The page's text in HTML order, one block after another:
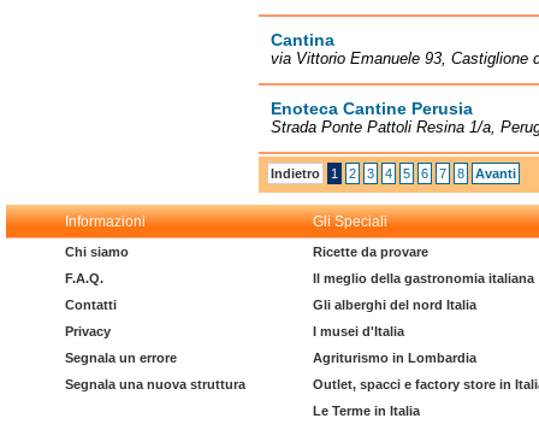
Cantina
via Vittorio Emanuele 93, Castiglione
Enoteca Cantine Perusia
Strada Ponte Pattoli Resina 1/a,
Indietro 1 2 3 4 5 6 7 8 Avanti
Informazioni Gli Speciali
Chi siamo
F.A.Q.
Contatti
Privacy
Segnala un errore
Segnala una nuova struttura
Ricette da provare
Il meglio della gastronomia italiana
Gli alberghi del nord Italia
I musei d'Italia
Agriturismo in Lombardia
Outlet, spacci e factory store in
Le Terme in Italia